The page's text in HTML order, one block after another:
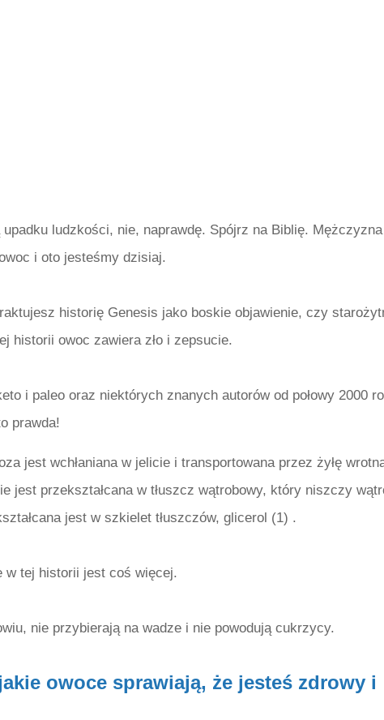
ludzkości, nie, naprawdę. Spójrz na Biblię.
i oto jesteśmy dzisiaj.
historię Genesis jako boskie objawienie, czy
historii owoc zawiera zło i zepsucie.
i paleo oraz niektórych znanych autorów od połowy 2000
prawda!
jest wchłaniana w jelicie i transportowana przez żyłę
jest przekształcana w tłuszcz wątrobowy, który niszczy
jest w szkielet tłuszczów, glicerol (1) .
w tej historii jest coś więcej.
nie przybierają na wadze i nie powodują cukrzycy.
owoce sprawiają, że jesteś zdrowy i